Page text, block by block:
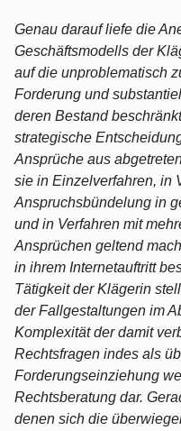
Genau darauf liefe die
Geschäftsmodells der
auf die unproblematisch
Forderung und
deren Bestand
strategische
Ansprüche aus
sie in Einzelverfahren, in
Anspruchsbündelung in
und in Verfahren mit
Ansprüchen geltend
in ihrem Internetauftritt
Tätigkeit der Klägerin
der Fallgestaltungen im
Komplexität der damit
Rechtsfragen indes als
Forderungseinziehung
Rechtsberatung dar.
denen sich die